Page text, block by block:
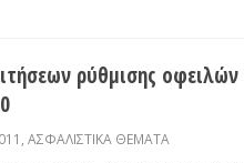
ρύθμισης
ΑΣΦΑΛΙΣΤΙΚΑ ΘΕΜΑΤΑ